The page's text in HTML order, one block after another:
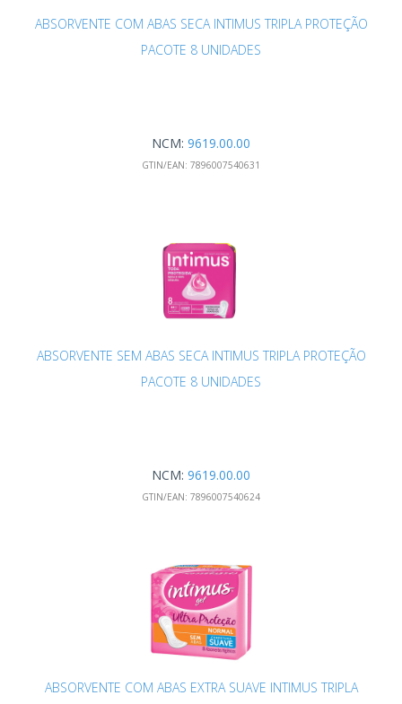
ABSORVENTE COM ABAS SECA INTIMUS TRIPLA PROTEÇÃO
PACOTE 8 UNIDADES
NCM: 9619.00.00
GTIN/EAN: 7896007540631
ABSORVENTE SEM ABAS SECA INTIMUS TRIPLA PROTEÇÃO
PACOTE 8 UNIDADES
NCM: 9619.00.00
GTIN/EAN: 7896007540624
ABSORVENTE COM ABAS EXTRA SUAVE INTIMUS TRIPLA